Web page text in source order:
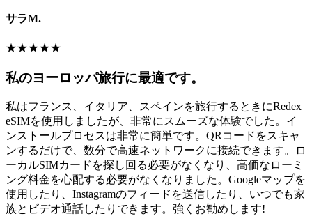
サラM.
★★★★★
私のヨーロッパ旅行に最適です。
私はフランス、イタリア、スペインを旅行するときにRedex
eSIMを使用しましたが、非常にスムーズな体験でした。イ
ンストールプロセスは非常に簡単です。QRコードをスキャ
ンするだけで、数分で高速ネットワークに接続できます。ロ
ーカルSIMカードを探し回る必要がなくなり、高価なローミ
ング料金を心配する必要がなくなりました。Googleマップを
使用したり、Instagramのフィードを送信したり、いつでも家
族とビデオ通話したりできます。強くお勧めします!